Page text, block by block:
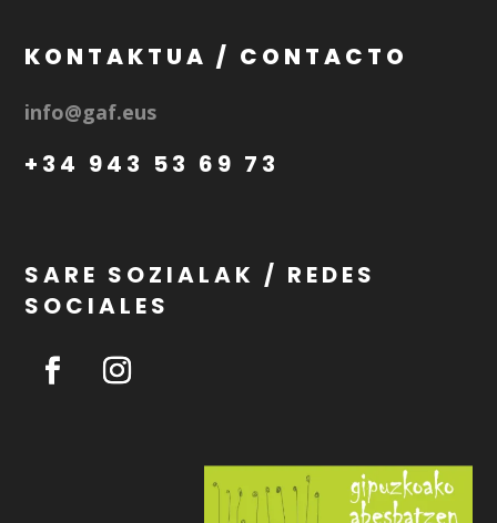
KONTAKTUA / CONTACTO
info@gaf.eus
+34 943 53 69 73
SARE SOZIALAK / REDES
SOCIALES